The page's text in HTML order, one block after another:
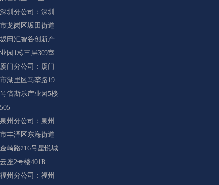
深圳分公司：深圳
市龙岗区坂田街道
坂田汇智谷创新产
业园1栋三层309室
厦门分公司：厦门
市湖里区马垄路19
号倍斯乐产业园5楼
505
泉州分公司：泉州
市丰泽区东海街道
金崎路216号星悦城
云座2号楼401B
福州分公司：福州